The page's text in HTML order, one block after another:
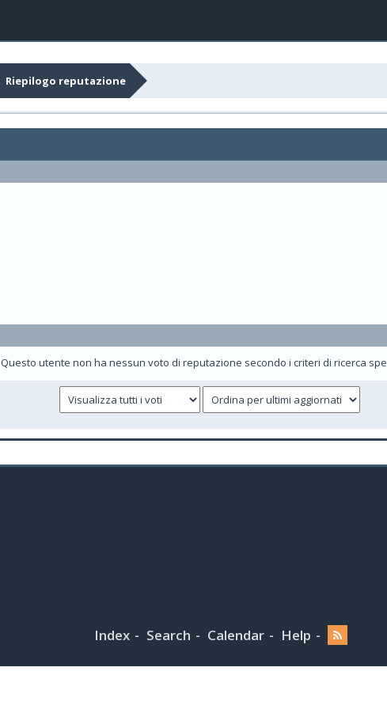
Riepilogo reputazione
Questo utente non ha nessun voto di reputazione secondo i criteri di ricerca
Index Search Calendar Help